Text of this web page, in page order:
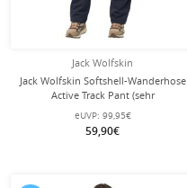
Jack Wolfskin
Jack Wolfskin Softshell-Wanderhose
Active Track Pant (sehr
atmungsaktiv, wasserabweisend)
nachtblau Damen
eUVP: 99,95€
59,90€